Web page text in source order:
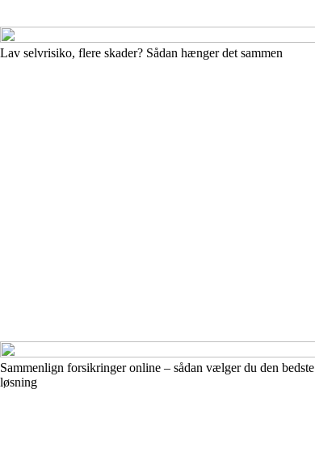
Lav selvrisiko, flere skader? Sådan hænger det sammen
Sammenlign forsikringer online – sådan vælger du den bedste
løsning